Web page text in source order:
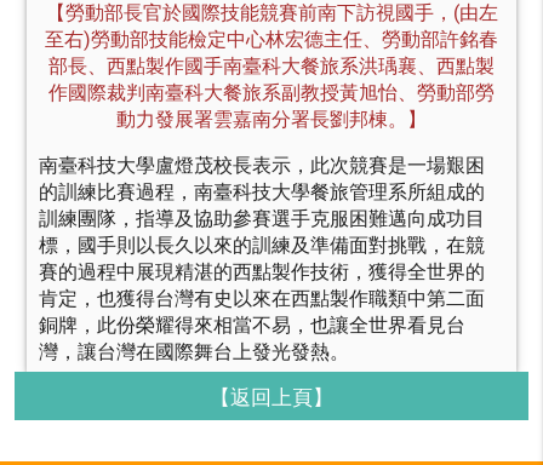
【勞動部長官於國際技能競賽前南下訪視國手，(由左
至右)勞動部技能檢定中心林宏德主任、勞動部許銘春
部長、西點製作國手南臺科大餐旅系洪瑀襄、西點製
作國際裁判南臺科大餐旅系副教授黃旭怡、勞動部勞
動力發展署雲嘉南分署長劉邦棟。】
南臺科技大學盧燈茂校長表示，此次競賽是一場艱困
的訓練比賽過程，南臺科技大學餐旅管理系所組成的
訓練團隊，指導及協助參賽選手克服困難邁向成功目
標，國手則以長久以來的訓練及準備面對挑戰，在競
賽的過程中展現精湛的西點製作技術，獲得全世界的
肯定，也獲得台灣有史以來在西點製作職類中第二面
銅牌，此份榮耀得來相當不易，也讓全世界看見台
灣，讓台灣在國際舞台上發光發熱。
【返回上頁】